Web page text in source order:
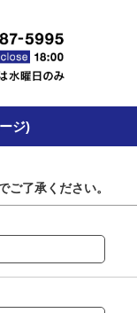
ジ)
ご了承ください。